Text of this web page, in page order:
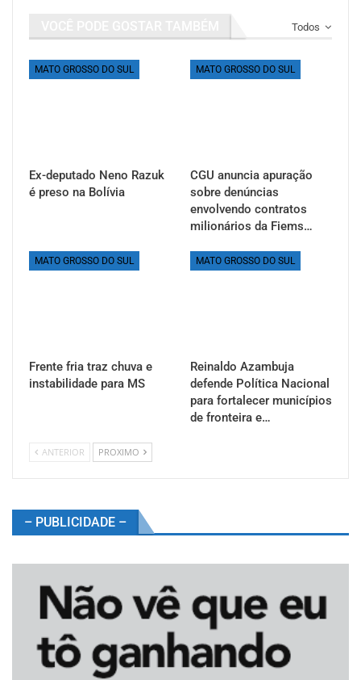
Todos
MATO GROSSO DO SUL
Ex-deputado Neno Razuk
é preso na Bolívia
MATO GROSSO DO SUL
CGU anuncia apuração
sobre denúncias
envolvendo contratos
milionários da Fiems…
MATO GROSSO DO SUL
Frente fria traz chuva e
instabilidade para MS
MATO GROSSO DO SUL
Reinaldo Azambuja
defende Política Nacional
para fortalecer municípios
de fronteira e…
ANTERIOR PROXIMO
– PUBLICIDADE –